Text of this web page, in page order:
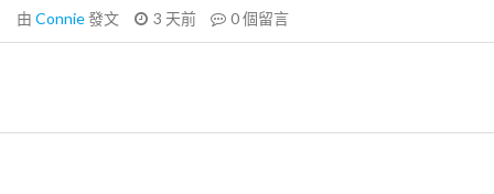
由 Connie發文 3 天前 0個留言